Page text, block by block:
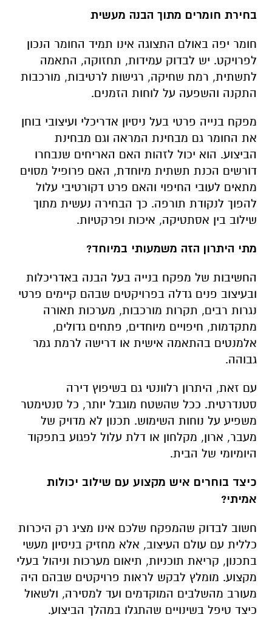
בחירת חומרים מתוך הבנה מעשית
חומר יפה באולם התצוגה אינו תמיד החומר הנכון
לפרויקט. יש לבדוק עמידות, תחזוקה, התאמה
לתשתית, רמת שחיקה, רגישות לרטיבות, מורכבות
התקנה והשפעה על לוחות הזמנים.
מפקח בנייה פרטי בעל ניסיון אדריכלי ועיצובי בוחן
את החומר גם מבחינת המראה וגם מבחינת
הביצוע. הוא יכול לזהות האם האריחים שנבחרו
דורשים הכנת תשתית מיוחדת, האם פרופיל מסוים
מתאים לעובי החיפוי והאם פרט דקורטיבי עלול
להפוך לנקודת תורפה. כך הבחירה נעשית מתוך
שילוב בין אסתטיקה, איכות ופרקטיות.
מתי היתרון הזה משמעותי במיוחד?
החשיבות של מפקח בנייה בעל הבנה באדריכלות
ובעיצוב פנים גדלה בפרויקטים שבהם קיימים פרטי
נגרות רבים, תקרות מורכבות, מערכות תאורה
מתקדמות, חיפויים מיוחדים, פתחים גדולים,
אלמנטים בהתאמה אישית או דרישה לרמת גמר
גבוהה.
עם זאת, היתרון רלוונטי גם בשיפוץ דירה
סטנדרטית. ככל שהשטח מוגבל יותר, כל סנטימטר
משפיע על נוחות השימוש. תכנון לא מדויק של
מעבר, ארון, מקלחון או דלת עלול לפגוע בתפקוד
היומיומי של הבית.
כיצד בוחרים איש מקצוע עם שילוב יכולות
אמיתי?
חשוב לבדוק שהמפקח שלכם אינו מציג רק היכרות
כללית עם עולם העיצוב, אלא מחזיק בניסיון מעשי
בתכנון, קריאת תוכניות, תיאום מערכות וניהול בעלי
מקצוע. מומלץ לבקש לראות פרויקטים שבהם היה
מעורב מהשלבים המוקדמים ועד למסירה, ולשאול
כיצד טיפל בשינויים שהתגלו במהלך הביצוע.